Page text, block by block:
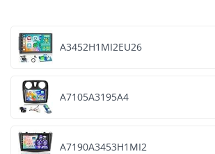
A3452H1MI2EU26
A7105A3195A4
A7190A3453H1MI2